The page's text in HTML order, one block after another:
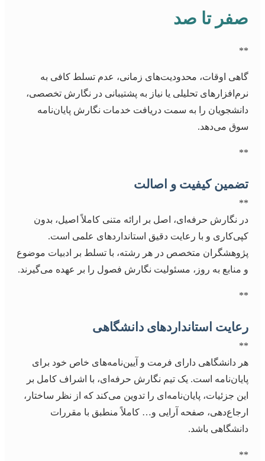
صفر تا صد
**
گاهی اوقات، محدودیت‌های زمانی، عدم تسلط کافی به
نرم‌افزارهای تحلیلی یا نیاز به پشتیبانی در نگارش تخصصی،
دانشجویان را به سمت دریافت خدمات نگارش پایان‌نامه
سوق می‌دهد.
**
تضمین کیفیت و اصالت
**
در نگارش حرفه‌ای، اصل بر ارائه متنی کاملاً اصیل، بدون
کپی‌کاری و با رعایت دقیق استانداردهای علمی است.
پژوهشگران متخصص در هر رشته، با تسلط بر ادبیات موضوع
و منابع به روز، مسئولیت نگارش فصول را بر عهده می‌گیرند.
**
رعایت استانداردهای دانشگاهی
**
هر دانشگاهی دارای فرمت و آیین‌نامه‌های خاص خود برای
پایان‌نامه است. یک تیم نگارش حرفه‌ای، با اشراف کامل بر
این جزئیات، پایان‌نامه‌ای را تدوین می‌کند که از نظر ساختار،
ارجاع‌دهی، صفحه آرایی و… کاملاً منطبق با مقررات
دانشگاهی باشد.
**